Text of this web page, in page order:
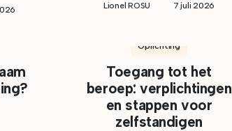
Lionel ROSU 7 juli 2026
Oprichting
Toegang tot het
beroep: verplichtingen
en stappen voor
zelfstandigen